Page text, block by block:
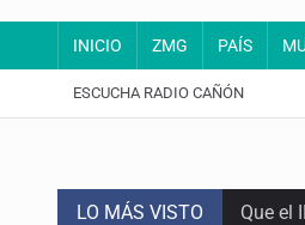
INICIO ZMG PAÍS
ESCUCHA RADIO CAÑÓN
LO MÁS VISTO Que el